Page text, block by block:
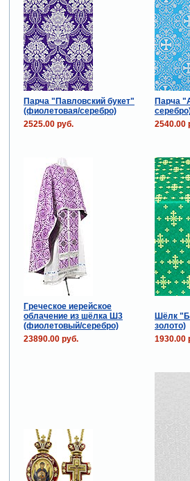
Парча "Павловский букет"
(фиолетовая/серебро)
Парча
2525.00 руб.
2540.00
Греческое иерейское
облачение из шёлка Ш3
(фиолетовый/серебро)
Шёлк
золото)
23890.00 руб.
1930.00